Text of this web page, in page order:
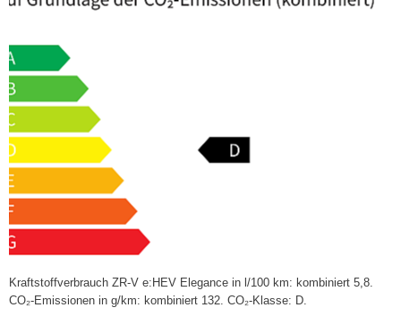
Kraftstoffverbrauch ZR-V e:HEV Elegance in l/100 km: kombiniert 5,8.
CO₂-Emissionen in g/km: kombiniert 132. CO₂-Klasse: D.